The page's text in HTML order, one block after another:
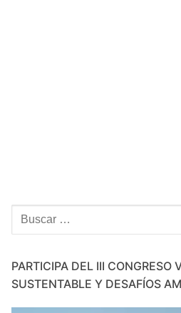
Buscar:
PARTICIPA DEL III CONGRESO
SUSTENTABLE Y DESAFÍOS